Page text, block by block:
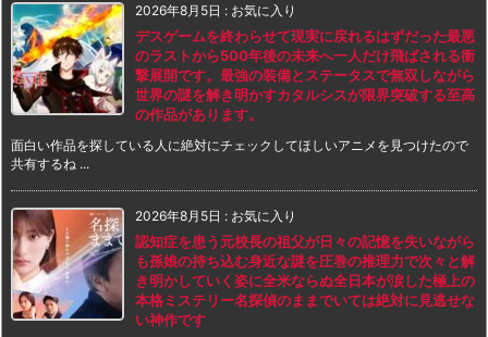
2026年8月5日 : お気に入り
デスゲームを終わらせて現実に戻れるはずだった最悪
のラストから500年後の未来へ一人だけ飛ばされる衝
撃展開です。最強の装備とステータスで無双しながら
世界の謎を解き明かすカタルシスが限界突破する至高
の作品があります。
面白い作品を探している人に絶対にチェックしてほしいアニメを見つけたので
共有するね ...
2026年8月5日 : お気に入り
認知症を患う元校長の祖父が日々の記憶を失いながら
も孫娘の持ち込む身近な謎を圧巻の推理力で次々と解
き明かしていく姿に全米ならぬ全日本が涙した極上の
本格ミステリー名探偵のままでいては絶対に見逃せな
い神作です